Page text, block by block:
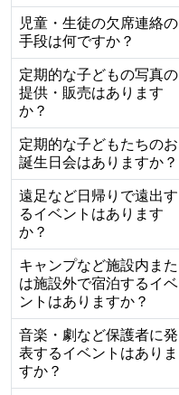
児童・生徒の欠席連絡の
手段は何ですか？
定期的な子どもの写真の
提供・販売はあります
か？
定期的な子どもたちのお
誕生日会はありますか？
遠足など日帰りで遠出す
るイベントはあります
か？
キャンプなど施設内また
は施設外で宿泊するイベ
ントはありますか？
音楽・劇など保護者に発
表するイベントはありま
すか？